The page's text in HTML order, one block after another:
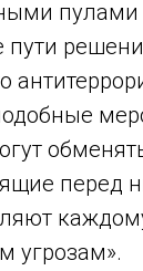
пулами
перед
угрозам».